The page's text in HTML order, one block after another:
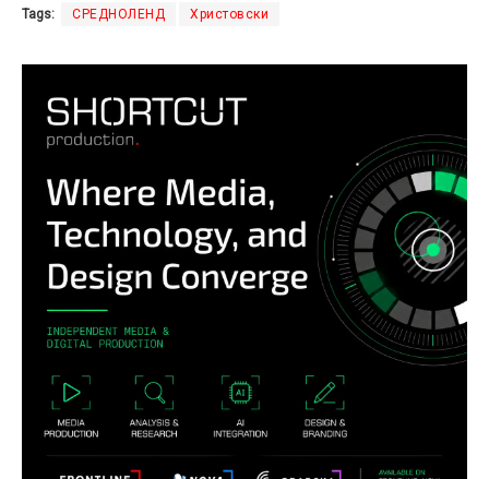
Tags: СРЕДНОЛЕНД Христовски